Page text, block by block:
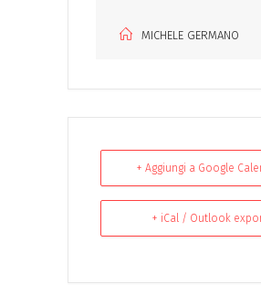
MICHELE GERMANO
+ Aggiungi a Google
+ iCal / Outlook